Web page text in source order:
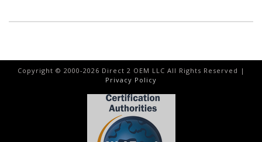
Copyright © 2000-2026 Direct 2 OEM LLC All Rights Reserved |
Privacy Policy